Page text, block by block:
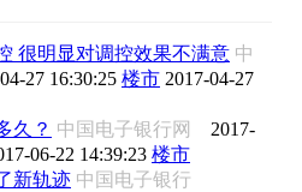
很明显对调控效果不满意 中
27 16:30:25 楼市 2017-04-27
久？ 中国电子银行网 2017-
06-22 14:39:23 楼市
新轨迹 中国电子银行